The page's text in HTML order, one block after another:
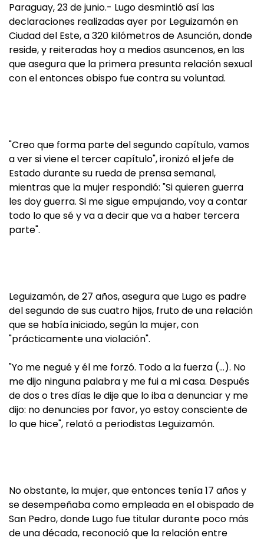
Paraguay, 23 de junio.- Lugo desmintió así las
declaraciones realizadas ayer por Leguizamón en
Ciudad del Este, a 320 kilómetros de Asunción, donde
reside, y reiteradas hoy a medios asuncenos, en las
que asegura que la primera presunta relación sexual
con el entonces obispo fue contra su voluntad.
"Creo que forma parte del segundo capítulo, vamos
a ver si viene el tercer capítulo", ironizó el jefe de
Estado durante su rueda de prensa semanal,
mientras que la mujer respondió: "Si quieren guerra
les doy guerra. Si me sigue empujando, voy a contar
todo lo que sé y va a decir que va a haber tercera
parte".
Leguizamón, de 27 años, asegura que Lugo es padre
del segundo de sus cuatro hijos, fruto de una relación
que se había iniciado, según la mujer, con
"prácticamente una violación".
"Yo me negué y él me forzó. Todo a la fuerza (…). No
me dijo ninguna palabra y me fui a mi casa. Después
de dos o tres días le dije que lo iba a denunciar y me
dijo: no denuncies por favor, yo estoy consciente de
lo que hice", relató a periodistas Leguizamón.
No obstante, la mujer, que entonces tenía 17 años y
se desempeñaba como empleada en el obispado de
San Pedro, donde Lugo fue titular durante poco más
de una década, reconoció que la relación entre